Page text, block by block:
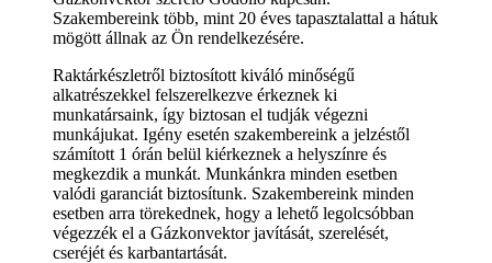
Szakembereink több, mint 20 éves tapasztalattal a hátuk
mögött állnak az Ön rendelkezésére.
Raktárkészletről biztosított kiváló minőségű
alkatrészekkel felszerelkezve érkeznek ki
munkatársaink, így biztosan el tudják végezni
munkájukat. Igény esetén szakembereink a jelzéstől
számított 1 órán belül kiérkeznek a helyszínre és
megkezdik a munkát. Munkánkra minden esetben
valódi garanciát biztosítunk. Szakembereink minden
esetben arra törekednek, hogy a lehető legolcsóbban
végezzék el a Gázkonvektor javítását, szerelését,
cseréjét és karbantartását.